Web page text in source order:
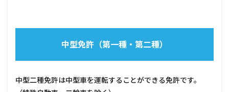
中型免許（第一種・第二種）
中型二種免許は中型車を運転することができる免許です。